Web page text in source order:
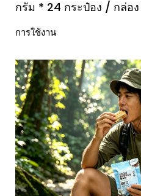
กรัม * 24 กระป๋อง / กล่อง
การใช้งาน